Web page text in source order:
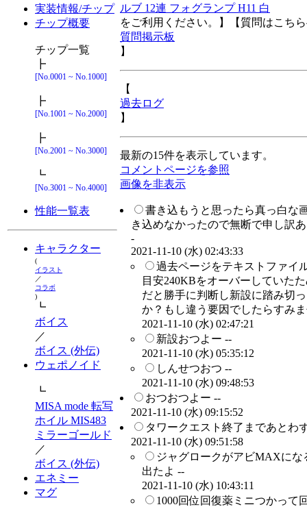
実装情報/チップ
チップ概要
チップ一覧
┣
[No.0001 ~ No.1000]
┣
[No.1001 ~ No.2000]
┣
[No.2001 ~ No.3000]
┗
[No.3001 ~ No.4000]
性能一覧表
キャラクター
(
イラスト
／
コラボ
)
┗
ボイス
／
ボイス (外伝)
ウェポノイド
┗
MISA mode 転写
ホイル MIS483
ミラーゴールド
／
ボイス (外伝)
エネミー
マグ
ルブ 12連 フォグランプ H11 白
をご利用ください。】【質問はこち
質問掲示板
】
【
過去ログ
】
最新の15件を表示しています。
コメントページを参照
画像を非表示
書き込もうと思ったら真っ白な
き込めなかったので無断で申し訳
-
2021-11-10 (水) 02:43:33
過去ページをテキストファイ
目安240KBをオーバーしていた
だと勝手に判断し新設に踏み切
か？もし違う要因でしたらすみ
2021-11-10 (水) 02:47:21
新設おつよー --
2021-11-10 (水) 05:35:12
しんせつおつ --
2021-11-10 (水) 09:48:53
おつおつよー --
2021-11-10 (水) 09:15:52
タワークエスト終了まであとわ
2021-11-10 (水) 09:51:58
ジャグロークがアビMAXに
出たよ --
2021-11-10 (水) 10:43:11
1000回位回復薬ミニつかって